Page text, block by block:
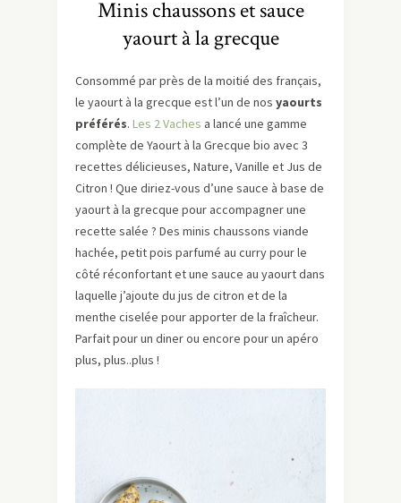
Minis chaussons et sauce
yaourt à la grecque
Consommé par près de la moitié des français,
le yaourt à la grecque est l’un de nos yaourts
préférés. Les 2 Vaches a lancé une gamme
complète de Yaourt à la Grecque bio avec 3
recettes délicieuses, Nature, Vanille et Jus de
Citron ! Que diriez-vous d’une sauce à base de
yaourt à la grecque pour accompagner une
recette salée ? Des minis chaussons viande
hachée, petit pois parfumé au curry pour le
côté réconfortant et une sauce au yaourt dans
laquelle j’ajoute du jus de citron et de la
menthe ciselée pour apporter de la fraîcheur.
Parfait pour un diner ou encore pour un apéro
plus, plus..plus !